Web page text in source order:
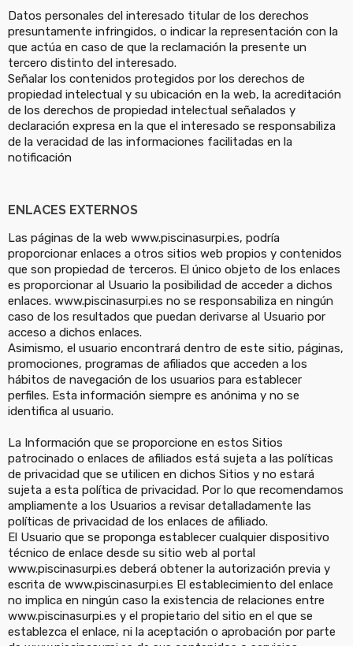
Datos personales del interesado titular de los derechos
presuntamente infringidos, o indicar la representación con la
que actúa en caso de que la reclamación la presente un
tercero distinto del interesado.
Señalar los contenidos protegidos por los derechos de
propiedad intelectual y su ubicación en la web, la acreditación
de los derechos de propiedad intelectual señalados y
declaración expresa en la que el interesado se responsabiliza
de la veracidad de las informaciones facilitadas en la
notificación
ENLACES EXTERNOS
Las páginas de la web www.piscinasurpi.es, podría
proporcionar enlaces a otros sitios web propios y contenidos
que son propiedad de terceros. El único objeto de los enlaces
es proporcionar al Usuario la posibilidad de acceder a dichos
enlaces. www.piscinasurpi.es no se responsabiliza en ningún
caso de los resultados que puedan derivarse al Usuario por
acceso a dichos enlaces.
Asimismo, el usuario encontrará dentro de este sitio, páginas,
promociones, programas de afiliados que acceden a los
hábitos de navegación de los usuarios para establecer
perfiles. Esta información siempre es anónima y no se
identifica al usuario.
La Información que se proporcione en estos Sitios
patrocinado o enlaces de afiliados está sujeta a las políticas
de privacidad que se utilicen en dichos Sitios y no estará
sujeta a esta política de privacidad. Por lo que recomendamos
ampliamente a los Usuarios a revisar detalladamente las
políticas de privacidad de los enlaces de afiliado.
El Usuario que se proponga establecer cualquier dispositivo
técnico de enlace desde su sitio web al portal
www.piscinasurpi.es deberá obtener la autorización previa y
escrita de www.piscinasurpi.es El establecimiento del enlace
no implica en ningún caso la existencia de relaciones entre
www.piscinasurpi.es y el propietario del sitio en el que se
establezca el enlace, ni la aceptación o aprobación por parte